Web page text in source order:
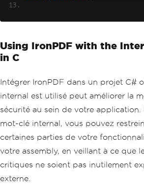
h to your HTML file
leToPDF.pdf" );
// 3. Convert URL to
var url =
"http://
var pdfFromUrl =
erUrlAsPdf (url);
f");
}
Using IronPDF with the
in C
Intégrer IronPDF dans un projet C#
internal est utilisé peut améliorer la
sécurité au sein de votre
mot-clé internal, vous pouvez
certaines parties de votre
votre assembly, en veillant à ce que
critiques ne soient pas inutilement
externe.